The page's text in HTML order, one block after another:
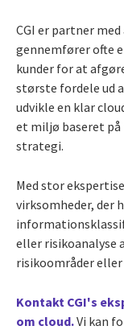
CGI er partner
gennemfører ofte
kunder for at
største fordele ud
udvikle en klar
et miljø baseret
strategi.
Med stor
virksomheder, der
eller risikoanalyse
risikoområder
Kontakt CGI's
om cloud.Vi kan